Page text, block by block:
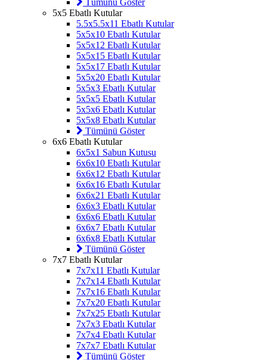
Tümünü Göster
5x5 Ebatlı Kutular
5.5x5.5x11 Ebatlı Kutular
5x5x10 Ebatlı Kutular
5x5x12 Ebatlı Kutular
5x5x15 Ebatlı Kutular
5x5x17 Ebatlı Kutular
5x5x20 Ebatlı Kutular
5x5x3 Ebatlı Kutular
5x5x5 Ebatlı Kutular
5x5x6 Ebatlı Kutular
5x5x8 Ebatlı Kutular
Tümünü Göster
6x6 Ebatlı Kutular
6x5x1 Sabun Kutusu
6x6x10 Ebatlı Kutular
6x6x12 Ebatlı Kutular
6x6x16 Ebatlı Kutular
6x6x21 Ebatlı Kutular
6x6x3 Ebatlı Kutular
6x6x6 Ebatlı Kutular
6x6x7 Ebatlı Kutular
6x6x8 Ebatlı Kutular
Tümünü Göster
7x7 Ebatlı Kutular
7x7x11 Ebatlı Kutular
7x7x14 Ebatlı Kutular
7x7x16 Ebatlı Kutular
7x7x20 Ebatlı Kutular
7x7x25 Ebatlı Kutular
7x7x3 Ebatlı Kutular
7x7x4 Ebatlı Kutular
7x7x7 Ebatlı Kutular
Tümünü Göster